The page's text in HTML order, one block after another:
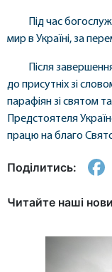
Під час
мир в Україні, за
Після
до присутніх зі
парафіян зі святом
Предстоятеля
працю на благо
Поділитись:
Читайте наші